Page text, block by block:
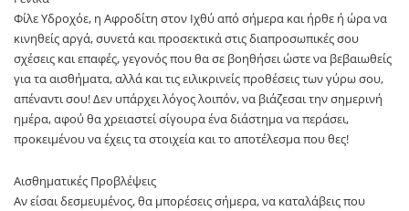
Φίλε Υδροχόε, η Αφροδίτη στον Ιχθύ από σήμερα και ήρθε ή ώρα να
κινηθείς αργά, συνετά και προσεκτικά στις διαπροσωπικές σου
σχέσεις και επαφές, γεγονός που θα σε βοηθήσει ώστε να βεβαιωθείς
για τα αισθήματα, αλλά και τις ειλικρινείς προθέσεις των γύρω σου,
απέναντι σου! Δεν υπάρχει λόγος λοιπόν, να βιάζεσαι την σημερινή
ημέρα, αφού θα χρειαστεί σίγουρα ένα διάστημα να περάσει,
προκειμένου να έχεις τα στοιχεία και το αποτέλεσμα που θες!
Αισθηματικές Προβλέψεις
Αν είσαι δεσμευμένος, θα μπορέσεις σήμερα, να καταλάβεις που